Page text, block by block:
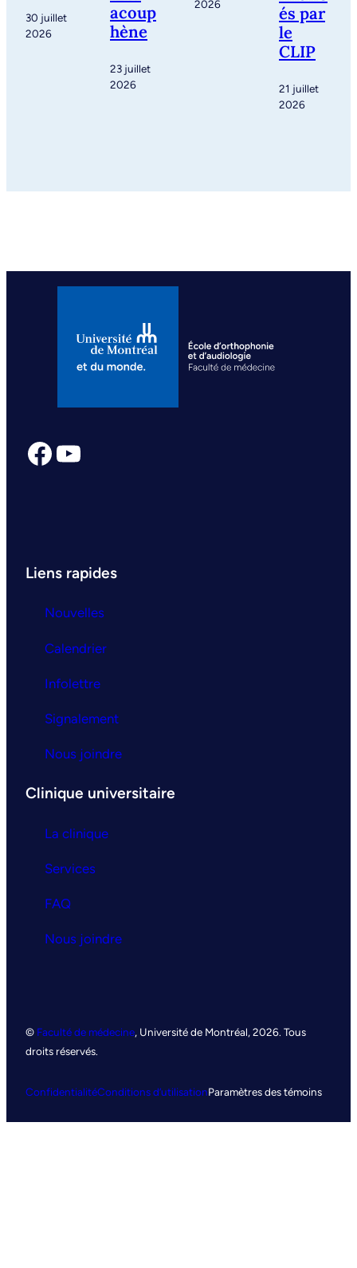
30 juillet
2026
acoup
hène
23 juillet
2026
2026
és par
le
CLIP
21 juillet
2026
Facebook YouTube
Liens rapides
Nouvelles
Calendrier
Infolettre
Signalement
Nous joindre
Clinique universitaire
La clinique
Services
FAQ
Nous joindre
© Faculté de médecine, Université de Montréal, 2026. Tous
droits réservés.
ConfidentialitéConditions d’utilisationParamètres des témoins